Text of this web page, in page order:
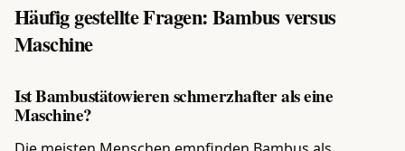
Häufig gestellte Fragen: Bambus versus
Maschine
Ist Bambustätowieren schmerzhafter als eine
Maschine?